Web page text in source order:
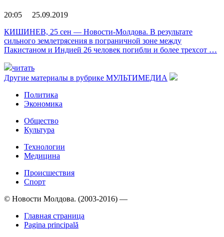
20:05 25.09.2019
КИШИНЕВ, 25 сен — Новости-Молдова. В результате
сильного землетрясения в пограничной зоне между
Пакистаном и Индией 26 человек погибли и более трехсот …
читать
Другие материалы в рубрике МУЛЬТИМЕДИА
Политика
Экономика
Общество
Культура
Технологии
Медицина
Происшествия
Спорт
© Новости Молдова. (2003-2016) —
Главная страница
Pagina principală